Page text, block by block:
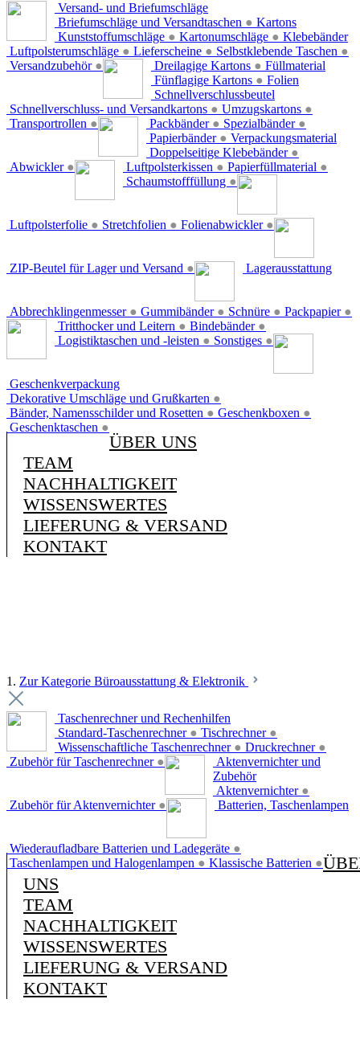
Versand- und Briefumschläge
Briefumschläge und Versandtaschen ●
Kunststoffumschläge ● Kartonumschläge ●
Luftpolsterumschläge ● Lieferscheine ● Selbstklebende Taschen ●
Versandzubehör ●
Kartons
Dreilagige Kartons ●
Fünflagige Kartons ●
Schnellverschluss- und Versandkartons ● Umzugskartons ●
Transportrollen ●
Klebebänder
Packbänder ● Spezialbänder ●
Papierbänder ●
Doppelseitige Klebebänder ●
Abwickler ●
Füllmaterial
Luftpolsterkissen ● Papierfüllmaterial ●
Schaumstofffüllung ●
Folien
Luftpolsterfolie ● Stretchfolien ● Folienabwickler ●
Schnellverschlussbeutel
ZIP-Beutel für Lager und Versand ●
Verpackungsmaterial
Abbrechklingenmesser ● Gummibänder ● Schnüre ● Packpapier ●
Lagerausstattung
Tritthocker und Leitern ● Bindebänder ●
Logistiktaschen und -leisten ● Sonstiges ●
Geschenkverpackung
Dekorative Umschläge und Grußkarten ●
Bänder, Namensschilder und Rosetten ● Geschenkboxen ●
Geschenktaschen ●
ÜBER UNS
TEAM
NACHHALTIGKEIT
WISSENSWERTES
LIEFERUNG & VERSAND
KONTAKT
1. Zur Kategorie Büroausstattung & Elektronik
Taschenrechner und Rechenhilfen
Standard-Taschenrechner ● Tischrechner ●
Wissenschaftliche Taschenrechner ● Druckrechner ●
Zubehör für Taschenrechner ●
Aktenvernichter und
Zubehör
Aktenvernichter ●
Zubehör für Aktenvernichter ● Batterien, Taschenlampen
Wiederaufladbare Batterien und Ladegeräte ●
Taschenlampen und Halogenlampen ● Klassische Batterien ●
UNS
TEAM
NACHHALTIGKEIT
WISSENSWERTES
LIEFERUNG & VERSAND
KONTAKT